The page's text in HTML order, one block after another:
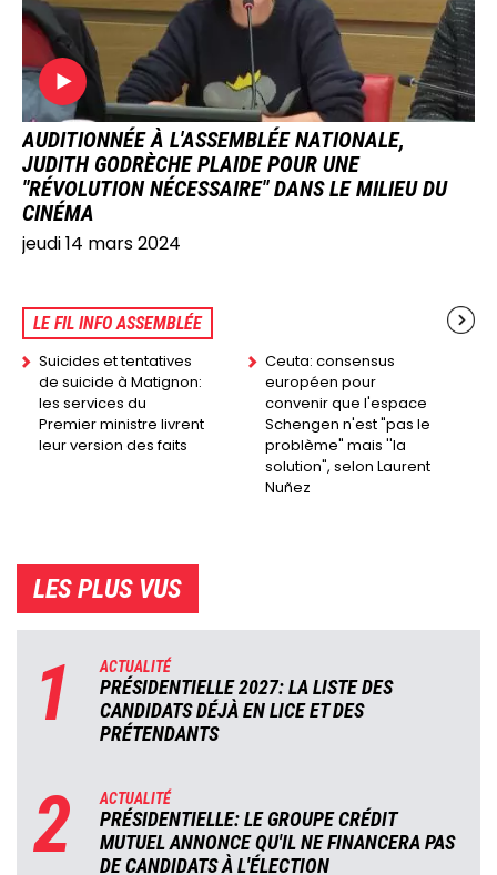
AUDITIONNÉE À L'ASSEMBLÉE NATIONALE,
JUDITH GODRÈCHE PLAIDE POUR UNE
"RÉVOLUTION NÉCESSAIRE" DANS LE MILIEU DU
CINÉMA
jeudi 14 mars 2024
LE FIL INFO ASSEMBLÉE
Suicides et tentatives
de suicide à Matignon:
les services du
Premier ministre livrent
leur version des faits
Ceuta: consensus
européen pour
convenir que l'espace
Schengen n'est "pas le
problème" mais ''la
solution", selon Laurent
Nuñez
LES PLUS VUS
1 ACTUALITÉ
PRÉSIDENTIELLE 2027: LA LISTE DES
CANDIDATS DÉJÀ EN LICE ET DES
PRÉTENDANTS
2 ACTUALITÉ
PRÉSIDENTIELLE: LE GROUPE CRÉDIT
MUTUEL ANNONCE QU'IL NE FINANCERA PAS
DE CANDIDATS À L'ÉLECTION